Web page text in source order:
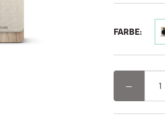
Design
Aktives
Bluetooth
Sender als
Intuitive
FARBE: